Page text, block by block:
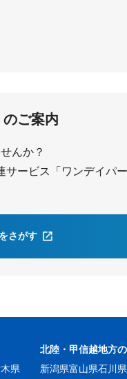
ご案内
んか？
ービス「ワンデイパ
さがす
県
北陸・甲信越地方
新潟県富山県石川県